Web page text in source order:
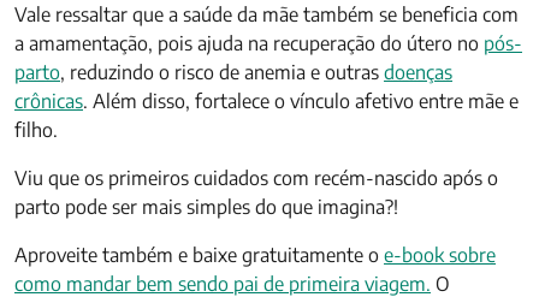
Vale ressaltar que a saúde da mãe também se beneficia com
a amamentação, pois ajuda na recuperação do útero no pós-
parto, reduzindo o risco de anemia e outras doenças
crônicas. Além disso, fortalece o vínculo afetivo entre mãe e
filho.
Viu que os primeiros cuidados com recém-nascido após o
parto pode ser mais simples do que imagina?!
Aproveite também e baixe gratuitamente o e-book sobre
como mandar bem sendo pai de primeira viagem. O